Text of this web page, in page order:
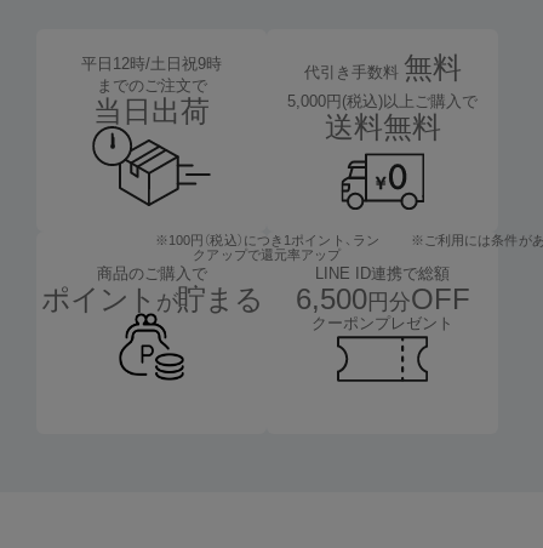
平日12時/土日祝9時
までのご注文で
当日出荷
代引き手数料 無料
5,000円(税込)以上ご購入で
送料無料
商品のご購入で
ポイント が貯まる
※100円（税込）につき1ポイント、 ラン
クアップで還元率アップ
LINE ID連携で総額
6,500円分OFF
クーポンプレゼント
※ご利用には条件が